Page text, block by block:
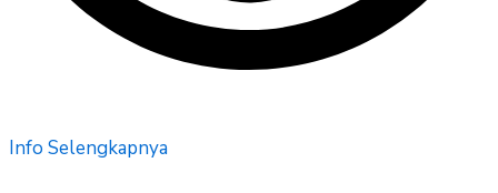
Info Selengkapnya